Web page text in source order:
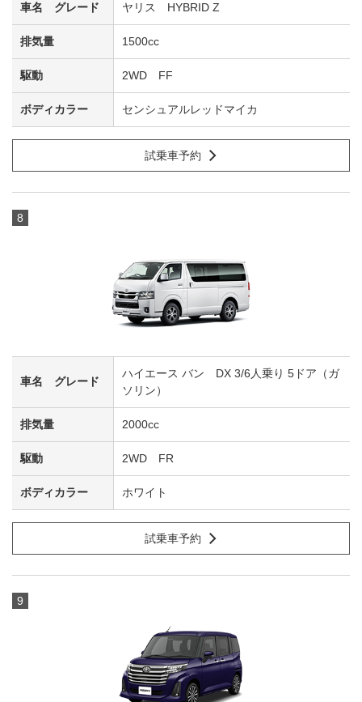
ヤリス HYBRID Z
1500cc
2WD FF
センシュアルレッドマイカ
試乗車予約
8
ハイエース バン DX 3/6人乗り 5ドア（ガ
ソリン）
2000cc
2WD FR
ホワイト
試乗車予約
9